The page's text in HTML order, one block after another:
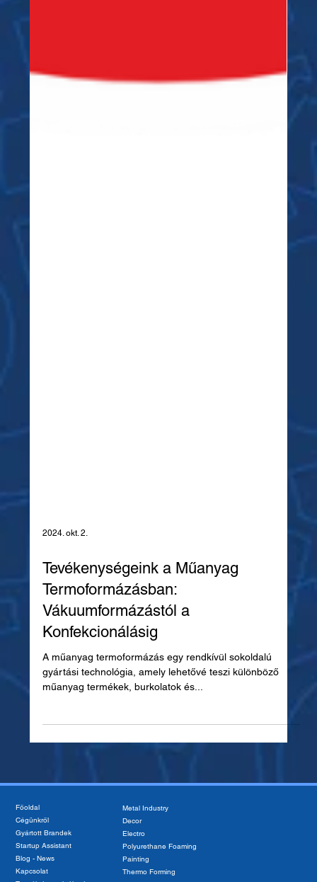
Tevékenységeink a Műanyag
Termoformázásban:
Vákuumformázástól a
Konfekcionálásig
A műanyag termoformázás egy rendkívül sokoldalú
gyártási technológia, amely lehetővé teszi különböző
Főoldal
Cégünkről
Gyártott Brandek
Startup Assistant
Metal Industry
Decor
Electro
Polyurethane Foaming